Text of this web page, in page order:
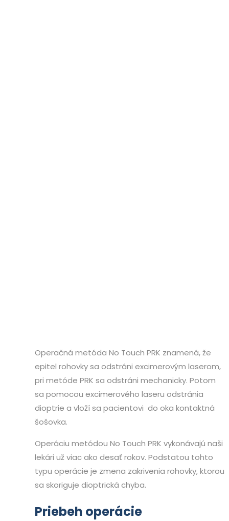
Operačná metóda No Touch PRK znamená, že
epitel rohovky sa odstráni excimerovým laserom,
pri metóde PRK sa odstráni mechanicky. Potom
sa pomocou excimerového laseru odstránia
dioptrie a vloží sa pacientovi do oka kontaktná
šošovka.
Operáciu metódou No Touch PRK vykonávajú naši
lekári už viac ako desať rokov. Podstatou tohto
typu operácie je zmena zakrivenia rohovky, ktorou
sa skoriguje dioptrická chyba.
Priebeh operácie